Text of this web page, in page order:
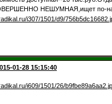
НЕШУМНАЯ,ищет по-
01-28 15:15:40